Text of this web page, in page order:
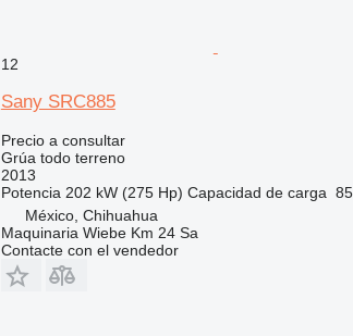
12
Sany SRC885
Precio a consultar
Grúa todo terreno
2013
Potencia 202 kW (275 Hp) Capacidad de carga
México, Chihuahua
Maquinaria Wiebe Km 24 Sa
Contacte con el vendedor